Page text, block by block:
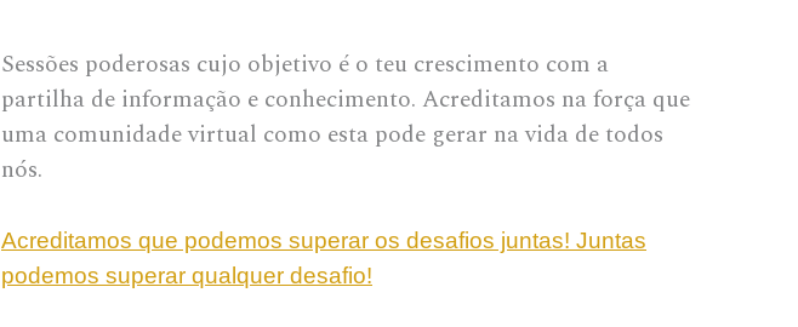
Sessões poderosas cujo objetivo é o teu crescimento com a
partilha de informação e conhecimento. Acreditamos na força que
uma comunidade virtual como esta pode gerar na vida de todos
nós.
Acreditamos que podemos superar os desafios juntas! Juntas
podemos superar qualquer desafio!